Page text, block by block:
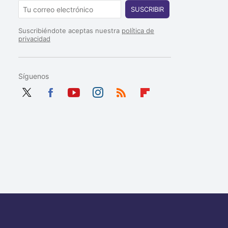
SUSCRIBIR
Suscribiéndote aceptas nuestra política de
privacidad
Síguenos